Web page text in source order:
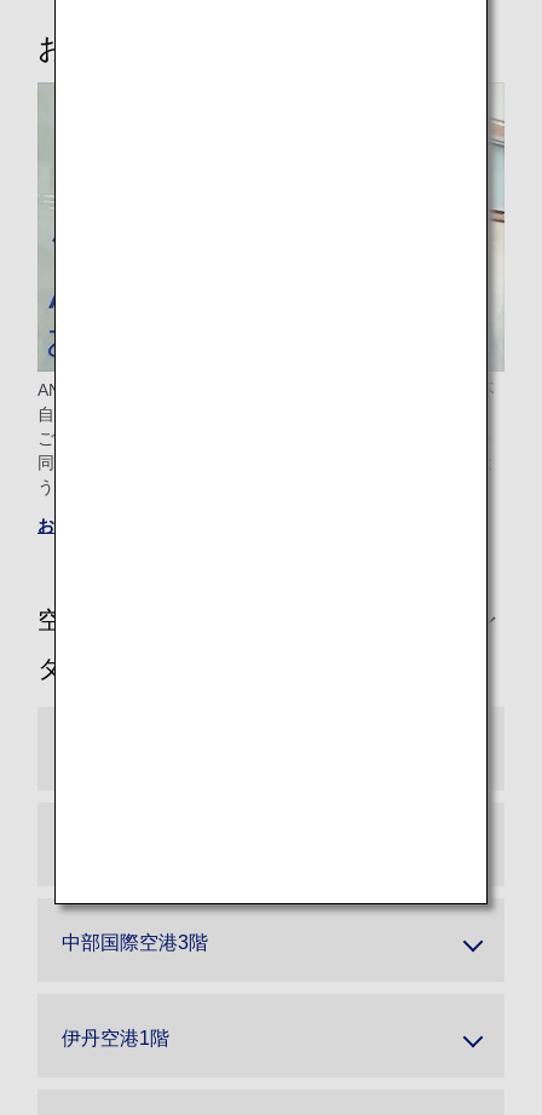
お手伝いの必要なお客様へ
ANAグループでは、病気やけが・障がいによりおからだが不
自由なお客様、その他のお手伝いが必要なお客様（妊娠中・
ご高齢・小さなお子様連れ・お子様のみでのご旅行・ペット
同伴）が、安心して快適な空の旅をお楽しみいただけますよ
う、お手伝いさせていただきます。
お手伝いが必要なお客様へのご案内
空港別お手伝いが必要なお客様専用カウン
ター
中部国際空港3階
伊丹空港1階